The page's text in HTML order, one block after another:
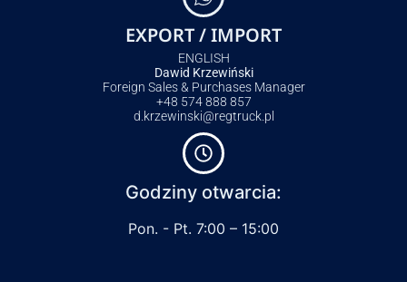
EXPORT / IMPORT
ENGLISH
Dawid Krzewiński
Foreign Sales & Purchases Manager
+48 574 888 857
d.krzewinski@regtruck.pl
Godziny otwarcia:
Pon. - Pt. 7:00 – 15:00